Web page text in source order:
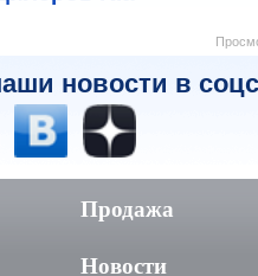
новости в
Продажа
Новости